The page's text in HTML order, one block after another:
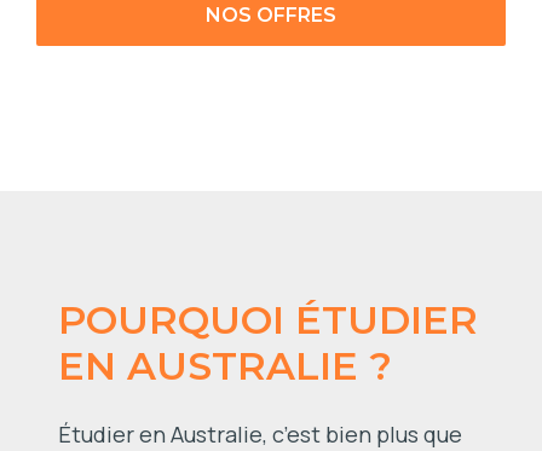
NOS OFFRES
POURQUOI ÉTUDIER
EN AUSTRALIE ?
Étudier en Australie, c’est bien plus que